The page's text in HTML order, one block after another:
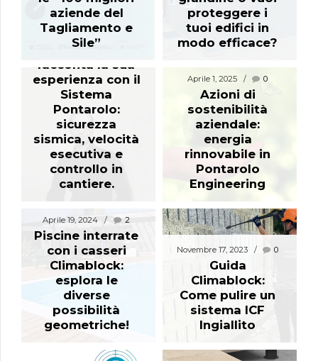
aziende del
Tagliamento e
Sile”
proteggere i
tuoi edifici in
modo efficace?
Maggio 23, 2025
L’Ing. Stefano
Paludetto
racconta la sua
esperienza con il
Sistema
Pontarolo:
sicurezza
sismica, velocità
esecutiva e
controllo in
cantiere.
Aprile 1, 2025 0
Azioni di
sostenibilità
aziendale:
energia
rinnovabile in
Pontarolo
Engineering
Aprile 19, 2024 2
Piscine interrate
con i casseri
Climablock:
esplora le
diverse
possibilità
geometriche!
Novembre 17, 2023 0
Guida
Climablock:
Come pulire un
sistema ICF
Ingiallito
Luglio 12, 2023